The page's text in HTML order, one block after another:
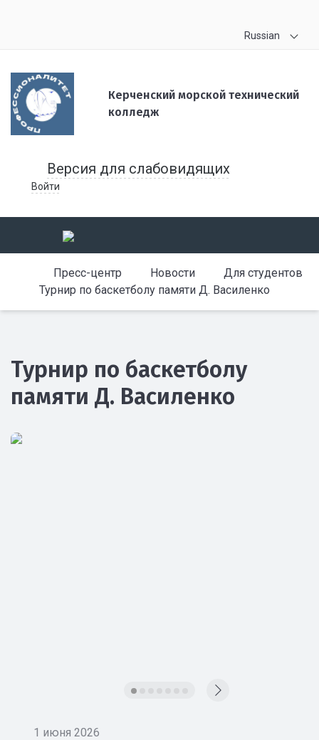
Russian
Керченский морской технический
колледж
Версия для слабовидящих
Войти
Пресс-центр Новости
Для студентов
Турнир по баскетболу памяти Д. Василенко
Турнир по баскетболу
памяти Д. Василенко
1 июня 2026